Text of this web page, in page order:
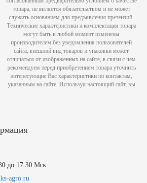
до 17.30 Мск
agro.ru
товара, не является обязательством и не может
служить основанием для предъявления претензий.
Технические характеристики и комплектация товара
могут быть в любой момент изменены
производителем без уведомления пользователей
сайта, внешний вид товаров и упаковки может
отличаться от изображенных на сайте, в связи с чем
рекомендуем перед приобретением товара уточнить
интересующие Вас характеристики по контактам,
указанным на сайте. Используя настоящий сайт, вы